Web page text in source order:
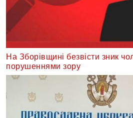
На Зборівщині безвісти зник
порушеннями зору